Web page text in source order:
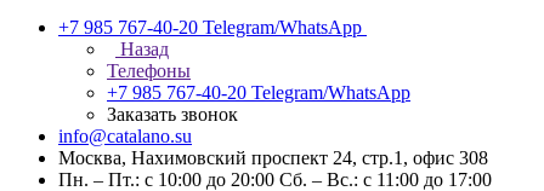
+7 985 767-40-20 Telegram/WhatsApp
Назад
Телефоны
+7 985 767-40-20 Telegram/WhatsApp
Заказать звонок
info@catalano.su
Москва, Нахимовский проспект 24, стр.1, офис 308
Пн. – Пт.: с 10:00 до 20:00 Сб. – Вс.: с 11:00 до 17:00